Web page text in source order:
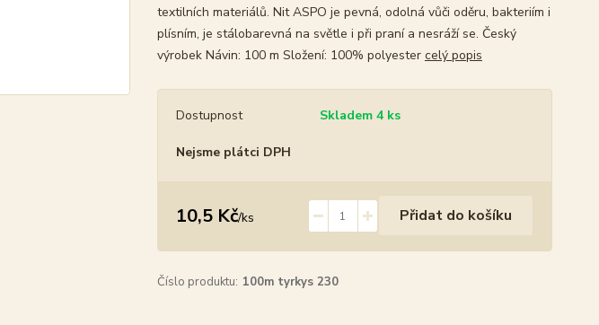
textilních materiálů. Nit ASPO je pevná, odolná vůči oděru, bakteriím i
plísním, je stálobarevná na světle i při praní a nesráží se. Český
výrobek Návin: 100 m Složení: 100% polyester celý popis
Dostupnost Skladem 4 ks
Nejsme plátci DPH
10,5 Kč/ks Přidat do košíku
Číslo produktu: 100m tyrkys 230